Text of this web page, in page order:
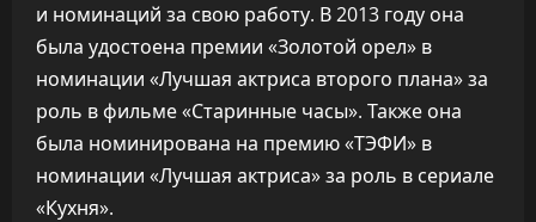
и номинаций за свою работу. В 2013 году она
была удостоена премии «Золотой орел» в
номинации «Лучшая актриса второго плана» за
роль в фильме «Старинные часы». Также она
была номинирована на премию «ТЭФИ» в
номинации «Лучшая актриса» за роль в сериале
«Кухня».